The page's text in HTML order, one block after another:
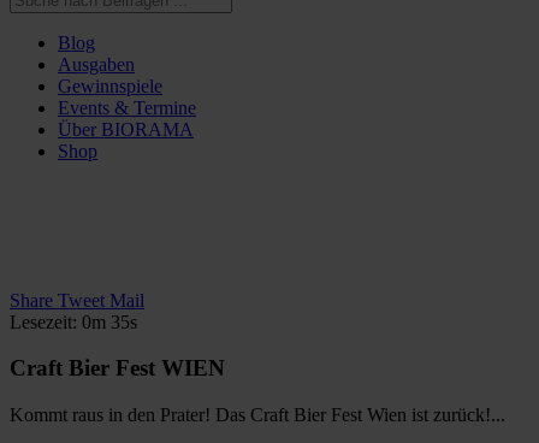
Blog
Ausgaben
Gewinnspiele
Events & Termine
Über BIORAMA
Shop
Share Tweet Mail
Lesezeit: 0m 35s
Craft Bier Fest WIEN
Kommt raus in den Prater! Das Craft Bier Fest Wien ist zurück!...